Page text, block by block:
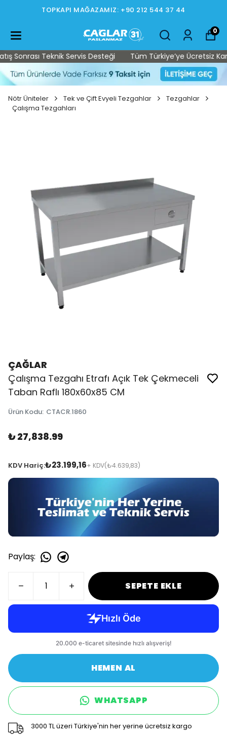
TOPKAPI MAĞAZAMIZ: +90 212 544 37 44
0
Sonrası Teknik Servis Desteği Tüm Türkiye’ye Ücretsiz
Nötr Üniteler Tek ve Çift Evyeli Tezgahlar
Tezgahlar
Çalışma Tezgahları
ÇAĞLAR
Çalışma Tezgahı Etrafı Açık Tek Çekmeceli
Taban Raflı 180x60x85 CM
Ürün Kodu: CTACR.1860
₺ 27,838.99
KDV Hariç:₺23.199,16+ KDV(₺4.639,83)
Paylaş:
SEPETE EKLE
HEMEN AL
WHATSAPP
3000 TL üzeri Türkiye'nin her yerine ücretsiz kargo